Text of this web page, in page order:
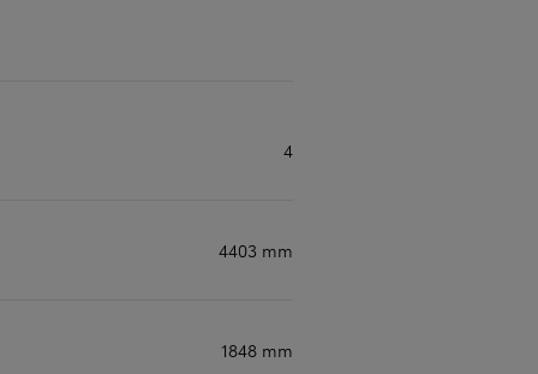
Les meilleures occasions de votre
4
4403 mm
1848 mm